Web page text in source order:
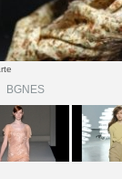
BGNES